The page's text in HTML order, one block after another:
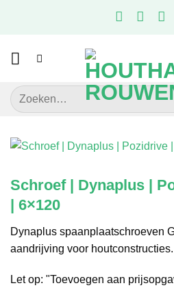
Zoeken
naar:
Schroef | Dynaplus |
| 6×120
Dynaplus spaanplaatschroeven
aandrijving voor houtconstructies.
Let op: "Toevoegen aan